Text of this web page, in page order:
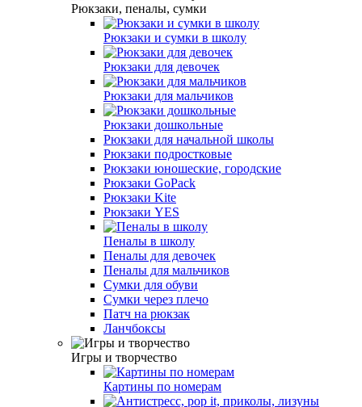
Рюкзаки, пеналы, сумки
Рюкзаки и сумки в школу
Рюкзаки для девочек
Рюкзаки для мальчиков
Рюкзаки дошкольные
Рюкзаки для начальной школы
Рюкзаки подростковые
Рюкзаки юношеские, городские
Рюкзаки GoPack
Рюкзаки Kite
Рюкзаки YES
Пеналы в школу
Пеналы для девочек
Пеналы для мальчиков
Сумки для обуви
Сумки через плечо
Патч на рюкзак
Ланчбоксы
Игры и творчество
Картины по номерам